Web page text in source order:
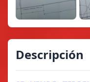
Descripción